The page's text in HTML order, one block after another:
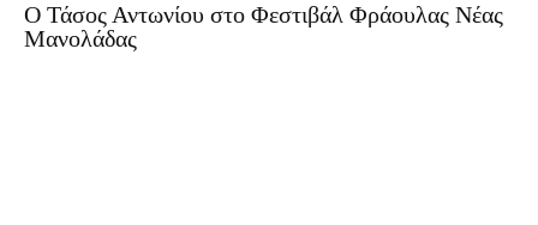
O Τάσος Αντωνίου στο Φεστιβάλ Φράουλας Νέας
Μανολάδας